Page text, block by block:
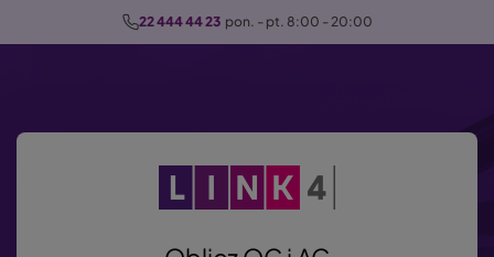
r
22 444 44 23 pon. - pt. 8:00 - 20:00